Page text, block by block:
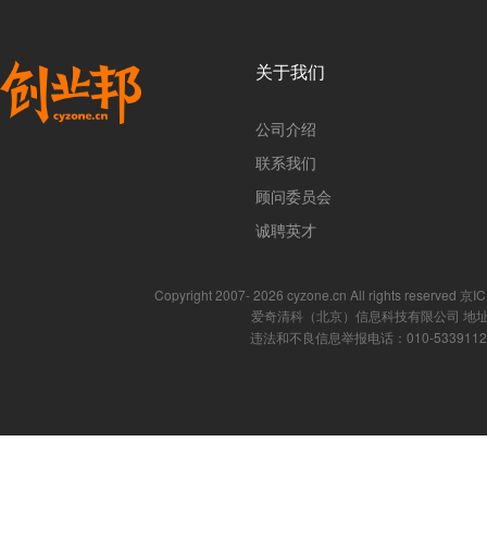
关于我们
公司介绍
联系我们
顾问委员会
诚聘英才
Copyright 2007- 2026 cyzone.cn All rights reserved 京
爱奇清科（北京）信息科技有限公司 地
违法和不良信息举报电话：010-